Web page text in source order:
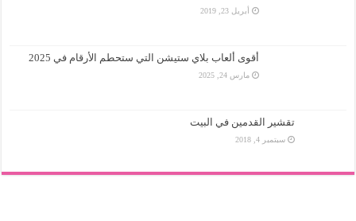
أبريل 23, 2019
أقوى ألعاب بلاي ستيشن التي ستحطم الأرقام في 2025
مارس 24, 2025
تقشير القدمين في البيت
سبتمبر 4, 2018